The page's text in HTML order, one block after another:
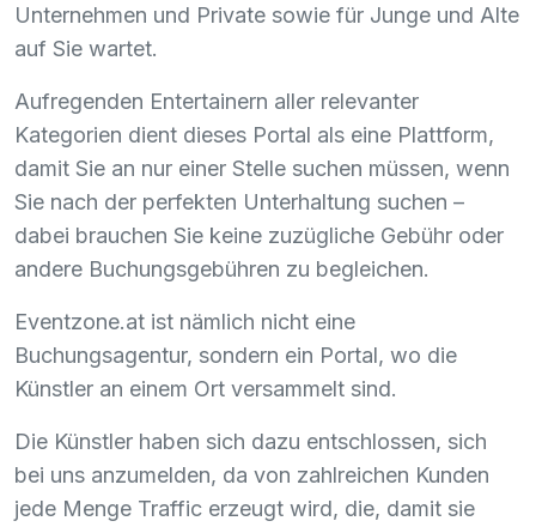
Unternehmen und Private sowie für Junge und Alte
auf Sie wartet.
Aufregenden Entertainern aller relevanter
Kategorien dient dieses Portal als eine Plattform,
damit Sie an nur einer Stelle suchen müssen, wenn
Sie nach der perfekten Unterhaltung suchen –
dabei brauchen Sie keine zuzügliche Gebühr oder
andere Buchungsgebühren zu begleichen.
Eventzone.at ist nämlich nicht eine
Buchungsagentur, sondern ein Portal, wo die
Künstler an einem Ort versammelt sind.
Die Künstler haben sich dazu entschlossen, sich
bei uns anzumelden, da von zahlreichen Kunden
jede Menge Traffic erzeugt wird, die, damit sie